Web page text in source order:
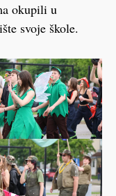
okupili u
svoje škole.